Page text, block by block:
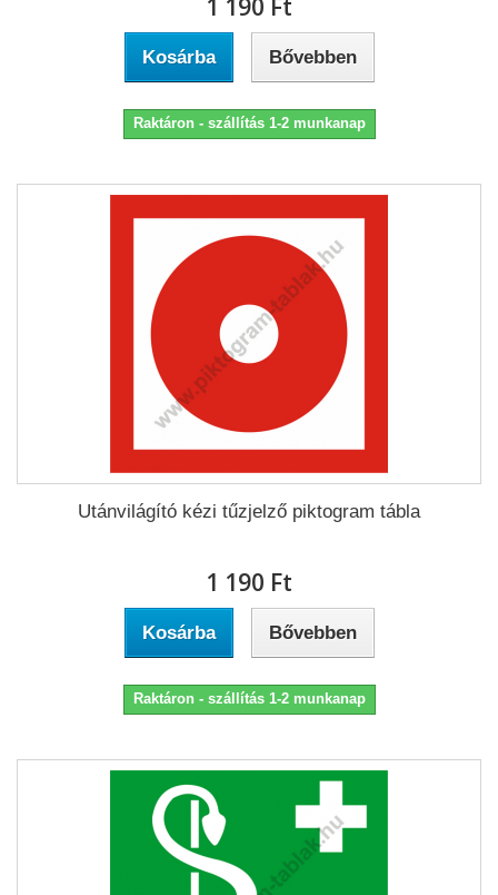
1 190 Ft‎
Kosárba Bővebben
Raktáron - szállítás 1-2 munkanap
Utánvilágító kézi tűzjelző piktogram tábla
1 190 Ft‎
Kosárba Bővebben
Raktáron - szállítás 1-2 munkanap